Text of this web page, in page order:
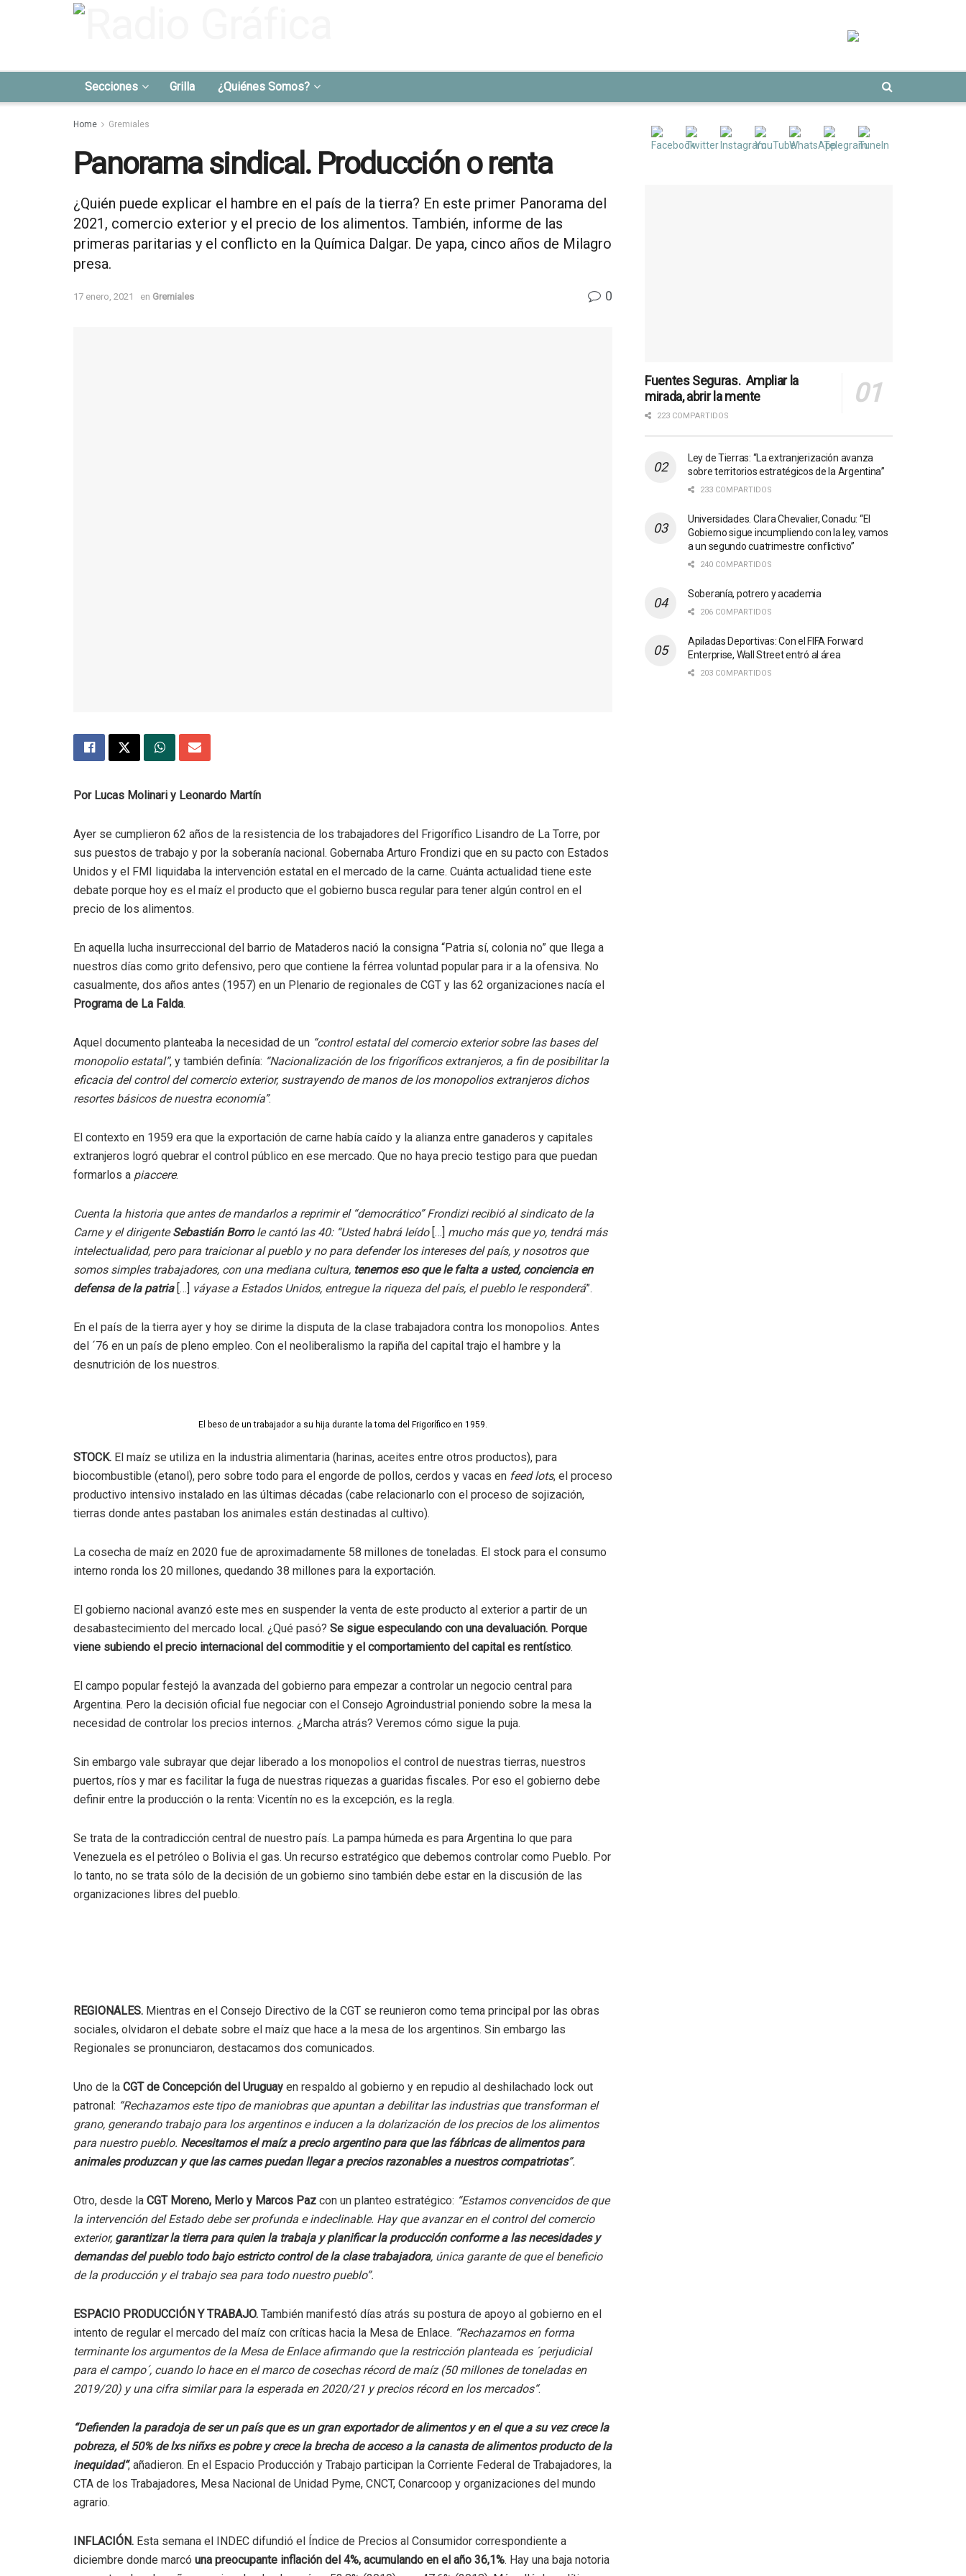
Secciones Grilla ¿Quiénes Somos?
Home Gremiales
Panorama sindical. Producción o renta
¿Quién puede explicar el hambre en el país de la tierra? En este primer Panorama del
2021, comercio exterior y el precio de los alimentos. También, informe de las
primeras paritarias y el conflicto en la Química Dalgar. De yapa, cinco años de Milagro
presa.
17 enero, 2021 en Gremiales 0
Por Lucas Molinari y Leonardo Martín
Ayer se cumplieron 62 años de la resistencia de los trabajadores del Frigorífico Lisandro de La Torre, por
sus puestos de trabajo y por la soberanía nacional. Gobernaba Arturo Frondizi que en su pacto con Estados
Unidos y el FMI liquidaba la intervención estatal en el mercado de la carne. Cuánta actualidad tiene este
debate porque hoy es el maíz el producto que el gobierno busca regular para tener algún control en el
precio de los alimentos.
En aquella lucha insurreccional del barrio de Mataderos nació la consigna “Patria sí, colonia no” que llega a
nuestros días como grito defensivo, pero que contiene la férrea voluntad popular para ir a la ofensiva. No
casualmente, dos años antes (1957) en un Plenario de regionales de CGT y las 62 organizaciones nacía el
Programa de La Falda.
Aquel documento planteaba la necesidad de un “control estatal del comercio exterior sobre las bases del
monopolio estatal”, y también definía: “Nacionalización de los frigoríficos extranjeros, a fin de posibilitar la
eficacia del control del comercio exterior, sustrayendo de manos de los monopolios extranjeros dichos
resortes básicos de nuestra economía”.
El contexto en 1959 era que la exportación de carne había caído y la alianza entre ganaderos y capitales
extranjeros logró quebrar el control público en ese mercado. Que no haya precio testigo para que puedan
formarlos a piaccere.
Cuenta la historia que antes de mandarlos a reprimir el “democrático” Frondizi recibió al sindicato de la
Carne y el dirigenteSebastián Borrole cantó las 40: “Usted habrá leído […] mucho más que yo, tendrá más
intelectualidad, pero para traicionar al pueblo y no para defender los intereses del país, y nosotros que
somos simples trabajadores, con una mediana cultura, tenemos eso que le falta a usted, conciencia en
defensa de la patria […] váyase a Estados Unidos, entregue la riqueza del país, el pueblo le responderá”.
En el país de la tierra ayer y hoy se dirime la disputa de la clase trabajadora contra los monopolios. Antes
del ´76 en un país de pleno empleo. Con el neoliberalismo la rapiña del capital trajo el hambre y la
desnutrición de los nuestros.
El beso de un trabajador a su hija durante la toma del Frigorífico en 1959.
STOCK. El maíz se utiliza en la industria alimentaria (harinas, aceites entre otros productos), para
biocombustible (etanol), pero sobre todo para el engorde de pollos, cerdos y vacas en feed lots, el proceso
productivo intensivo instalado en las últimas décadas (cabe relacionarlo con el proceso de sojización,
tierras donde antes pastaban los animales están destinadas al cultivo).
La cosecha de maíz en 2020 fue de aproximadamente 58 millones de toneladas. El stock para el consumo
interno ronda los 20 millones, quedando 38 millones para la exportación.
El gobierno nacional avanzó este mes en suspender la venta de este producto al exterior a partir de un
desabastecimiento del mercado local. ¿Qué pasó? Se sigue especulando con una devaluación. Porque
viene subiendo el precio internacional del commoditie y el comportamiento del capital es rentístico.
El campo popular festejó la avanzada del gobierno para empezar a controlar un negocio central para
Argentina. Pero la decisión oficial fue negociar con el Consejo Agroindustrial poniendo sobre la mesa la
necesidad de controlar los precios internos. ¿Marcha atrás? Veremos cómo sigue la puja.
Sin embargo vale subrayar que dejar liberado a los monopolios el control de nuestras tierras, nuestros
puertos, ríos y mar es facilitar la fuga de nuestras riquezas a guaridas fiscales. Por eso el gobierno debe
definir entre la producción o la renta: Vicentín no es la excepción, es la regla.
Se trata de la contradicción central de nuestro país. La pampa húmeda es para Argentina lo que para
Venezuela es el petróleo o Bolivia el gas. Un recurso estratégico que debemos controlar como Pueblo. Por
lo tanto, no se trata sólo de la decisión de un gobierno sino también debe estar en la discusión de las
organizaciones libres del pueblo.
REGIONALES. Mientras en el Consejo Directivo de la CGT se reunieron como tema principal por las obras
sociales, olvidaron el debate sobre el maíz que hace a la mesa de los argentinos. Sin embargo las
Regionales se pronunciaron, destacamos dos comunicados.
Uno de la CGT de Concepción del Uruguay en respaldo al gobierno y en repudio al deshilachado lock out
patronal: “Rechazamos este tipo de maniobras que apuntan a debilitar las industrias que transforman el
grano, generando trabajo para los argentinos e inducen a la dolarización de los precios de los alimentos
para nuestro pueblo. Necesitamos el maíz a precio argentino para que las fábricas de alimentos para
animales produzcan y que las carnes puedan llegar a precios razonables a nuestros compatriotas”.
Otro, desde la CGT Moreno, Merlo y Marcos Paz con un planteo estratégico: “Estamos convencidos de que
la intervención del Estado debe ser profunda e indeclinable. Hay que avanzar en el control del comercio
exterior, garantizar la tierra para quien la trabaja y planificar la producción conforme a las necesidades y
demandas del pueblo todo bajo estricto control de la clase trabajadora, única garante de que el beneficio
de la producción y el trabajo sea para todo nuestro pueblo”.
ESPACIO PRODUCCIÓN Y TRABAJO. También manifestó días atrás su postura de apoyo al gobierno en el
intento de regular el mercado del maíz con críticas hacia la Mesa de Enlace. “Rechazamos en forma
terminante los argumentos de la Mesa de Enlace afirmando que la restricción planteada es ´perjudicial
para el campo´, cuando lo hace en el marco de cosechas récord de maíz (50 millones de toneladas en
2019/20) y una cifra similar para la esperada en 2020/21 y precios récord en los mercados“.
“Defienden la paradoja de ser un país que es un gran exportador de alimentos y en el que a su vez crece la
pobreza, el 50% de lxs niñxs es pobre y crece la brecha de acceso a la canasta de alimentos producto de la
inequidad“, añadieron. En el Espacio Producción y Trabajo participan la Corriente Federal de Trabajadores, la
CTA de los Trabajadores, Mesa Nacional de Unidad Pyme, CNCT, Conarcoop y organizaciones del mundo
agrario.
INFLACIÓN. Esta semana el INDEC difundió el Índice de Precios al Consumidor correspondiente a
diciembre donde marcó una preocupante inflación del 4%, acumulando en el año 36,1%. Hay una baja notoria
Fuentes Seguras. Ampliar la
mirada, abrir la mente
223 COMPARTIDOS
Ley de Tierras: “La extranjerización avanza
sobre territorios estratégicos de la Argentina”
233 COMPARTIDOS
Universidades. Clara Chevalier, Conadu: “El
Gobierno sigue incumpliendo con la ley, vamos
a un segundo cuatrimestre conflictivo”
240 COMPARTIDOS
Soberanía, potrero y academia
206 COMPARTIDOS
Apiladas Deportivas: Con el FIFA Forward
Enterprise, Wall Street entró al área
203 COMPARTIDOS